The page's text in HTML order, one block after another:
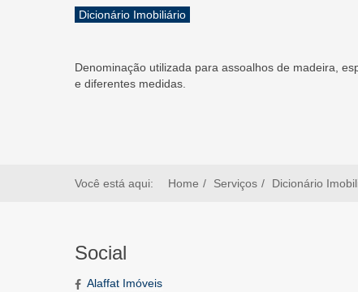
Dicionário Imobiliário
Denominação utilizada para assoalhos de madeira,
e diferentes medidas.
Você está aqui: Home Serviços Dicionário
Social
Alaffat Imóveis